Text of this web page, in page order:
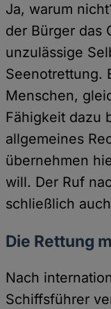
Ja, warum
der Bürger das
unzulässige
Seenotrettung.
Menschen,
Fähigkeit dazu
allgemeines
übernehmen
will. Der Ruf
schließlich
Die Rettung
Nach
Schiffsführer